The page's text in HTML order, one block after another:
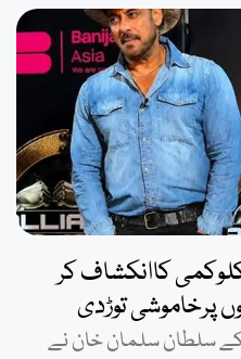
خان نےوزن میں16کلوکمی کاانکشاف کر
پرخاموشی توڑدی
سلطان سلمان خان نے